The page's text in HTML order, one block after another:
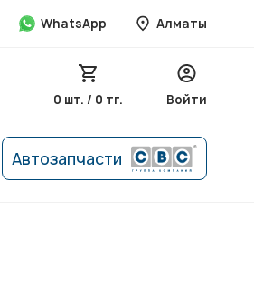
WhatsApp Алматы
0 шт. / 0 тг. Войти
Автозапчасти